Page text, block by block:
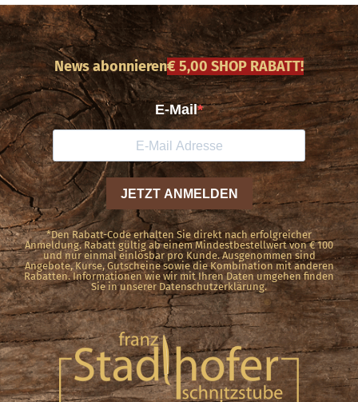
News abonnieren€ 5,00 SHOP RABATT!
*Den Rabatt-Code erhalten Sie direkt nach erfolgreicher
Anmeldung. Rabatt gültig ab einem Mindestbestellwert von € 100
und nur einmal einlösbar pro Kunde. Ausgenommen sind
Angebote, Kurse, Gutscheine sowie die Kombination mit anderen
Rabatten. Informationen wie wir mit Ihren Daten umgehen finden
Sie in unserer Datenschutzerklärung.